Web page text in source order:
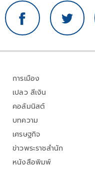
การเมือง
เปลว สีเงิน
คอลัมนิสต์
บทความ
เศรษฐกิจ
ข่าวพระราชสำนัก
หนังสือพิมพ์